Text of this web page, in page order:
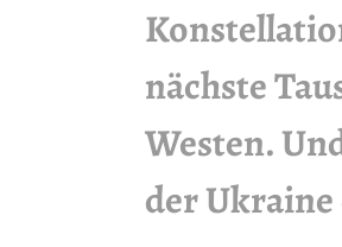
nächste
Westen.
der